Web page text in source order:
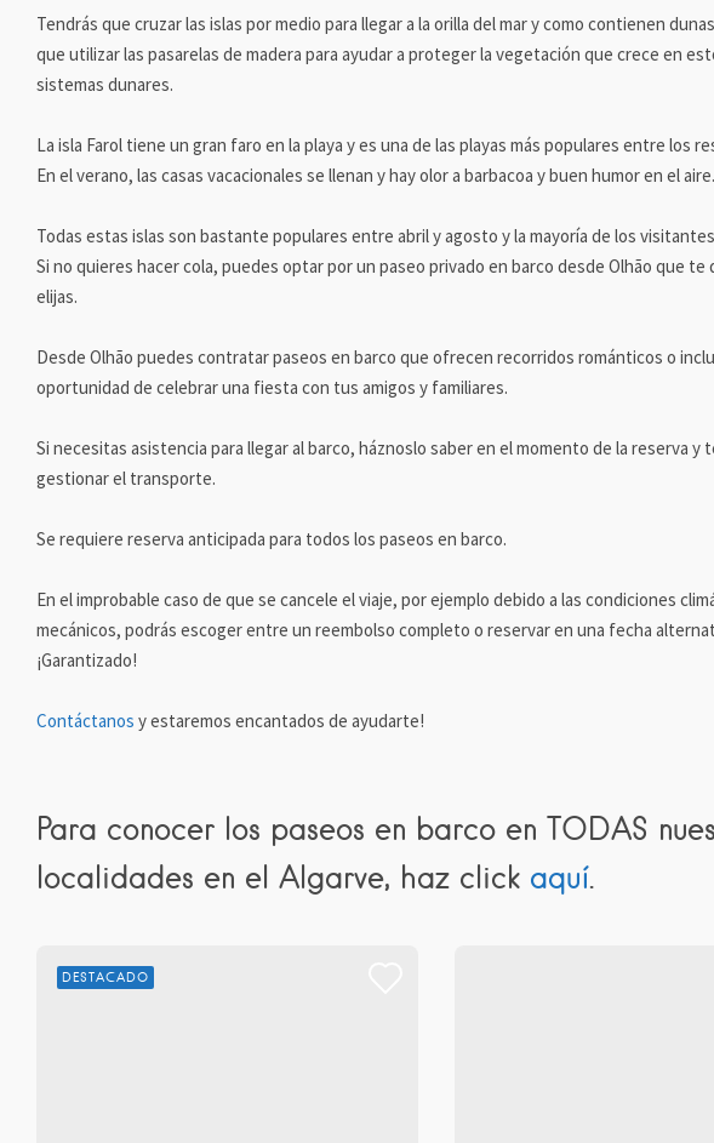
Tendrás que cruzar las islas por medio para llegar a la orilla del mar y como contienen
que utilizar las pasarelas de madera para ayudar a proteger la vegetación que crece en
sistemas dunares.
La isla Farol tiene un gran faro en la playa y es una de las playas más populares entre los
En el verano, las casas vacacionales se llenan y hay olor a barbacoa y buen humor en el aire.
Todas estas islas son bastante populares entre abril y agosto y la mayoría de los
Si no quieres hacer cola, puedes optar por un paseo privado en barco desde Olhão que te
elijas.
Desde Olhão puedes contratar paseos en barco que ofrecen recorridos románticos o
oportunidad de celebrar una fiesta con tus amigos y familiares.
Si necesitas asistencia para llegar al barco, háznoslo saber en el momento de la reserva y
gestionar el transporte.
Se requiere reserva anticipada para todos los paseos en barco.
En el improbable caso de que se cancele el viaje, por ejemplo debido a las condiciones
mecánicos, podrás escoger entre un reembolso completo o reservar en una fecha
¡Garantizado!
Contáctanos y estaremos encantados de ayudarte!
Para conocer los paseos en barco en TODAS
localidades en el Algarve, haz click aquí.
DESTACADO